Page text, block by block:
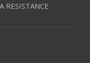
RESISTANCE